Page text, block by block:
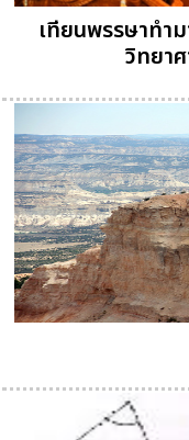
เทียนพรรษาทำ
วิทยา